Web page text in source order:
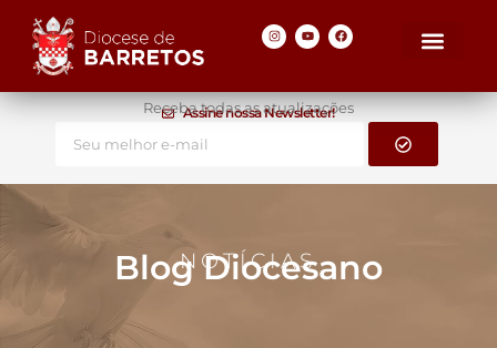
Assine nossa Newsletter!
Receba todas as atualizações
NOTÍCIAS
Blog Diocesano